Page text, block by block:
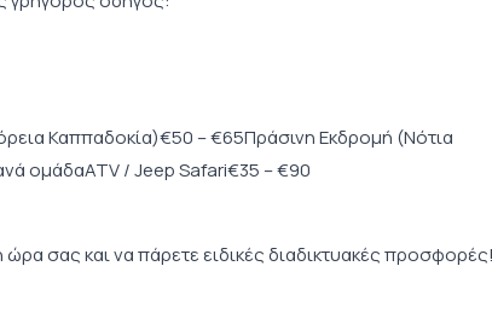
Καππαδοκία)€50 – €65Πράσινη Εκδρομή (Νότια
ομάδαATV / Jeep Safari€35 – €90
σας και να πάρετε ειδικές διαδικτυακές